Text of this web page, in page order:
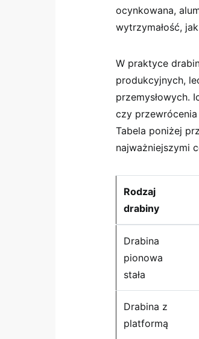
ocynkowana,
wytrzymałość,
W praktyce
produkcyjnych,
przemysłowych.
czy
Tabela poniżej
najważniejszymi
Rodzaj
drabiny
Drabina
pionowa
stała
Drabina z
platformą